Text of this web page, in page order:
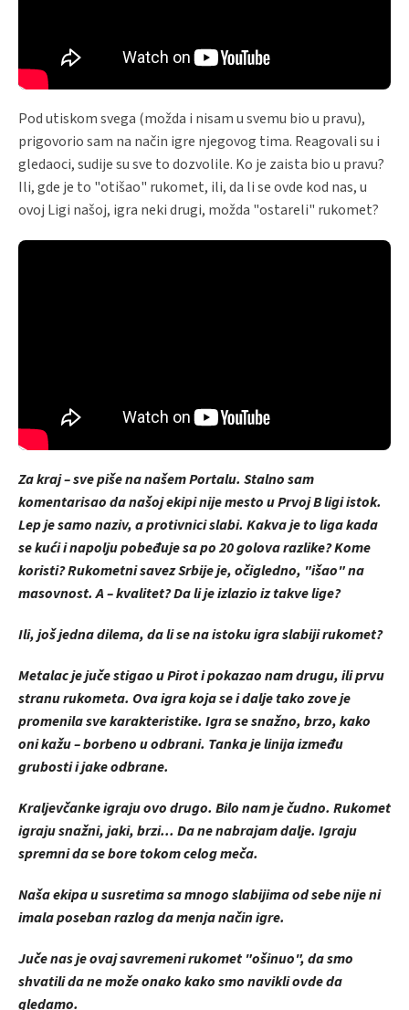
Pod utiskom svega (možda i nisam u svemu bio u pravu),
prigovorio sam na način igre njegovog tima. Reagovali su i
gledaoci, sudije su sve to dozvolile. Ko je zaista bio u pravu?
Ili, gde je to "otišao" rukomet, ili, da li se ovde kod nas, u
ovoj Ligi našoj, igra neki drugi, možda "ostareli" rukomet?
Za kraj – sve piše na našem Portalu. Stalno sam
komentarisao da našoj ekipi nije mesto u Prvoj B ligi istok.
Lep je samo naziv, a protivnici slabi. Kakva je to liga kada
se kući i napolju pobeđuje sa po 20 golova razlike? Kome
koristi? Rukometni savez Srbije je, očigledno, "išao" na
masovnost. A – kvalitet? Da li je izlazio iz takve lige?
Ili, još jedna dilema, da li se na istoku igra slabiji rukomet?
Metalac je juče stigao u Pirot i pokazao nam drugu, ili prvu
stranu rukometa. Ova igra koja se i dalje tako zove je
promenila sve karakteristike. Igra se snažno, brzo, kako
oni kažu – borbeno u odbrani. Tanka je linija između
grubosti i jake odbrane.
Kraljevčanke igraju ovo drugo. Bilo nam je čudno. Rukomet
igraju snažni, jaki, brzi... Da ne nabrajam dalje. Igraju
spremni da se bore tokom celog meča.
Naša ekipa u susretima sa mnogo slabijima od sebe nije ni
imala poseban razlog da menja način igre.
Juče nas je ovaj savremeni rukomet "ošinuo", da smo
shvatili da ne može onako kako smo navikli ovde da
gledamo.